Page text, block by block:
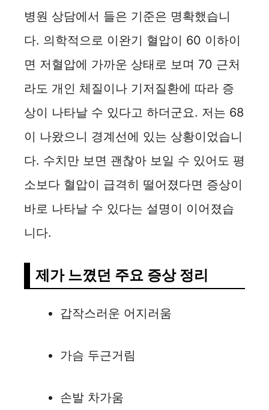
병원 상담에서 들은 기준은 명확했습니
다. 의학적으로 이완기 혈압이 60 이하이
면 저혈압에 가까운 상태로 보며 70 근처
라도 개인 체질이나 기저질환에 따라 증
상이 나타날 수 있다고 하더군요. 저는 68
이 나왔으니 경계선에 있는 상황이었습니
다. 수치만 보면 괜찮아 보일 수 있어도 평
소보다 혈압이 급격히 떨어졌다면 증상이
바로 나타날 수 있다는 설명이 이어졌습
니다.
제가 느꼈던 주요 증상 정리
갑작스러운 어지러움
가슴 두근거림
손발 차가움